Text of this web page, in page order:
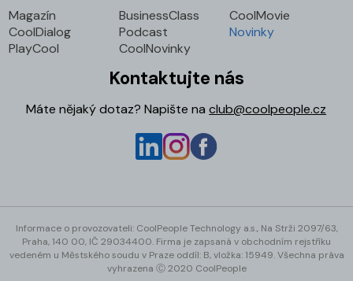
Magazín BusinessClass
CoolMovie
CoolDialog
Podcast
Novinky
PlayCool
CoolNovinky
Kontaktujte nás
Máte nějaký dotaz? Napište naclub@coolpeople.cz
Informace o provozovateli: CoolPeople Technology a.s., Na Strži 2097/63,
Praha, 140 00, IČ 29034400. Firma je zapsaná v obchodním rejstříku
vedeném u Městského soudu v Praze oddíl: B, vložka: 15949. Všechna práva
vyhrazena Ⓒ 2020 CoolPeople